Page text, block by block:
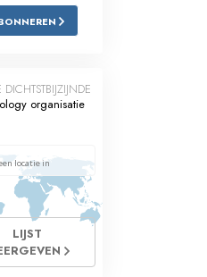
Werk
Organiseren
organisatie
LIJST